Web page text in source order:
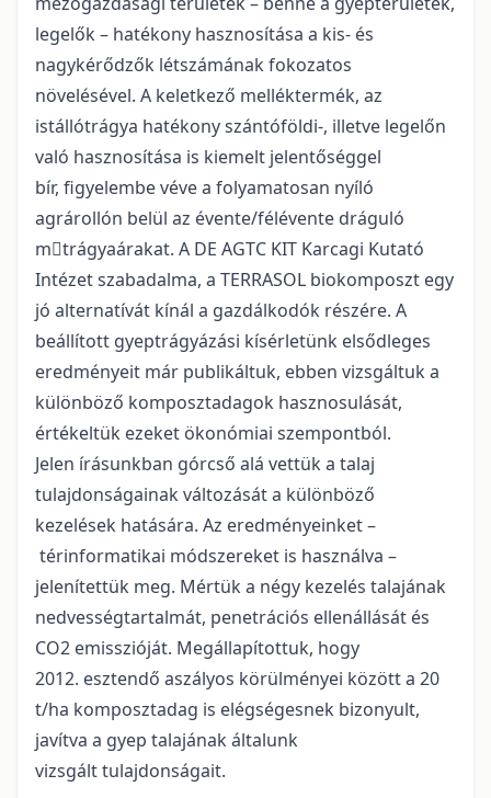
legelők – hatékony hasznosítása a kis- és
nagykérődzők létszámának fokozatos
növelésével. A keletkező melléktermék, az
istállótrágya hatékony szántóföldi-, illetve legelőn
való hasznosítása is kiemelt jelentőséggel
bír, figyelembe véve a folyamatosan nyíló
agrárollón belül az évente/félévente dráguló
mtrágyaárakat. A DE AGTC KIT Karcagi Kutató
Intézet szabadalma, a TERRASOL biokomposzt egy
jó alternatívát kínál a gazdálkodók részére. A
beállított gyeptrágyázási kísérletünk elsődleges
eredményeit már publikáltuk, ebben vizsgáltuk a
különböző komposztadagok hasznosulását,
értékeltük ezeket ökonómiai szempontból.
Jelen írásunkban górcső alá vettük a talaj
tulajdonságainak változását a különböző
kezelések hatására. Az eredményeinket –
térinformatikai módszereket is használva –
jelenítettük meg. Mértük a négy kezelés talajának
nedvességtartalmát, penetrációs ellenállását és
CO2 emisszióját. Megállapítottuk, hogy
2012. esztendő aszályos körülményei között a 20
t/ha komposztadag is elégségesnek bizonyult,
javítva a gyep talajának általunk
vizsgált tulajdonságait.